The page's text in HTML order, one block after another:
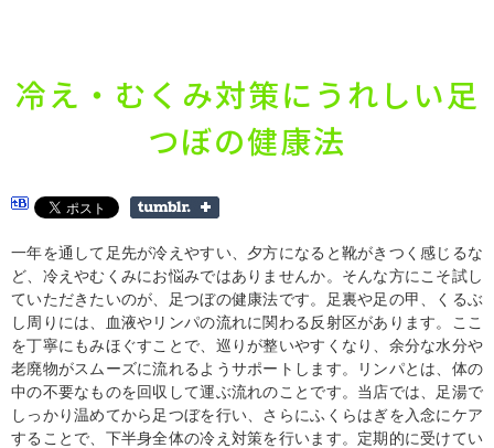
冷え・むくみ対策にうれしい足
つぼの健康法
一年を通して足先が冷えやすい、夕方になると靴がきつく感じるな
ど、冷えやむくみにお悩みではありませんか。そんな方にこそ試し
ていただきたいのが、足つぼの健康法です。足裏や足の甲、くるぶ
し周りには、血液やリンパの流れに関わる反射区があります。ここ
を丁寧にもみほぐすことで、巡りが整いやすくなり、余分な水分や
老廃物がスムーズに流れるようサポートします。リンパとは、体の
中の不要なものを回収して運ぶ流れのことです。当店では、足湯で
しっかり温めてから足つぼを行い、さらにふくらはぎを入念にケア
することで、下半身全体の冷え対策を行います。定期的に受けてい